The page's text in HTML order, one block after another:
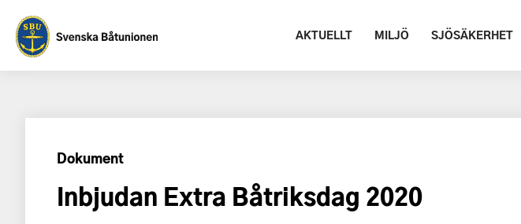
AKTUELLT MILJÖ SJÖSÄKERHET
Dokument
Inbjudan Extra Båtriksdag 2020